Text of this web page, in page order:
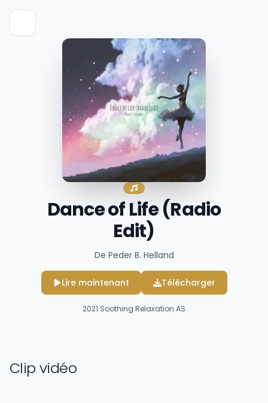
Dance of Life (Radio
Edit)
De Peder B. Helland
Lire maintenant Télécharger
2021 Soothing Relaxation AS
Clip vidéo